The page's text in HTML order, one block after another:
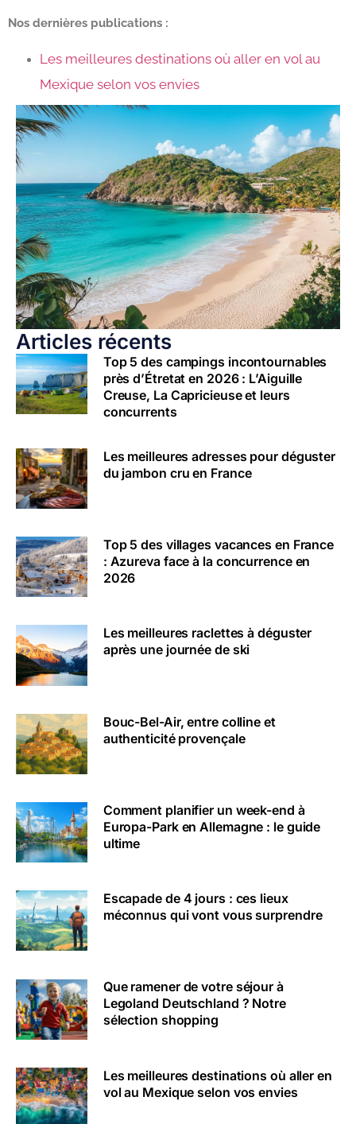
Nos dernières publications :
Les meilleures destinations où aller en vol au
Mexique selon vos envies
Articles récents
Top 5 des campings incontournables
près d’Étretat en 2026 : L’Aiguille
Creuse, La Capricieuse et leurs
concurrents
Les meilleures adresses pour déguster
du jambon cru en France
Top 5 des villages vacances en France
: Azureva face à la concurrence en
2026
Les meilleures raclettes à déguster
après une journée de ski
Bouc-Bel-Air, entre colline et
authenticité provençale
Comment planifier un week-end à
Europa-Park en Allemagne : le guide
ultime
Escapade de 4 jours : ces lieux
méconnus qui vont vous surprendre
Que ramener de votre séjour à
Legoland Deutschland ? Notre
sélection shopping
Les meilleures destinations où aller en
vol au Mexique selon vos envies